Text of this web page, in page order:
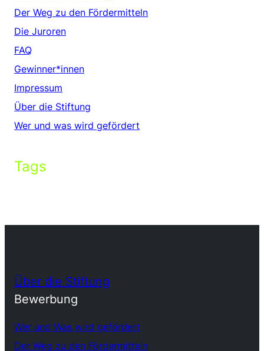
Der Weg zu den Fördermitteln
Die Juroren
FAQ
Gewinner*innen
Impressum
Über die Stiftung
Wer und was wird gefördert
Tags
Über die Stiftung
Bewerbung
Wer und Was wird gefördert
Der Weg zu den Fördermitteln